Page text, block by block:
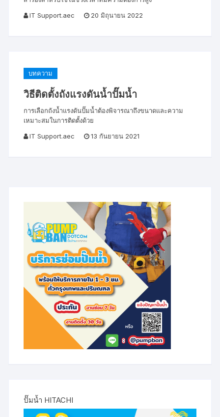
IT Support.aec
20 มิถุนายน 2022
บทความ
วิธีติดตั้งถังแรงดันน้ำปั๊มน้ำ
การเลือกถังน้ำแรงดันปั๊มน้ำต้องพิจารณาถึงขนาดและความ
เหมาะสมในการติดตั้งด้วย
IT Support.aec
13 กันยายน 2021
ปั๊มน้ำ HITACHI